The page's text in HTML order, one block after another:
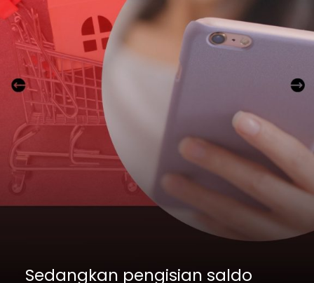
Sedangkan pengisian saldo